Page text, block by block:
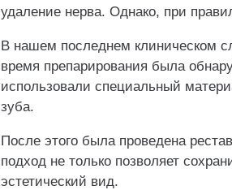
удаление нерва. Однако, при
В нашем последнем клиническом
время препарирования была
использовали специальный
зуба.
После этого была проведена
подход не только позволяет
эстетический вид.